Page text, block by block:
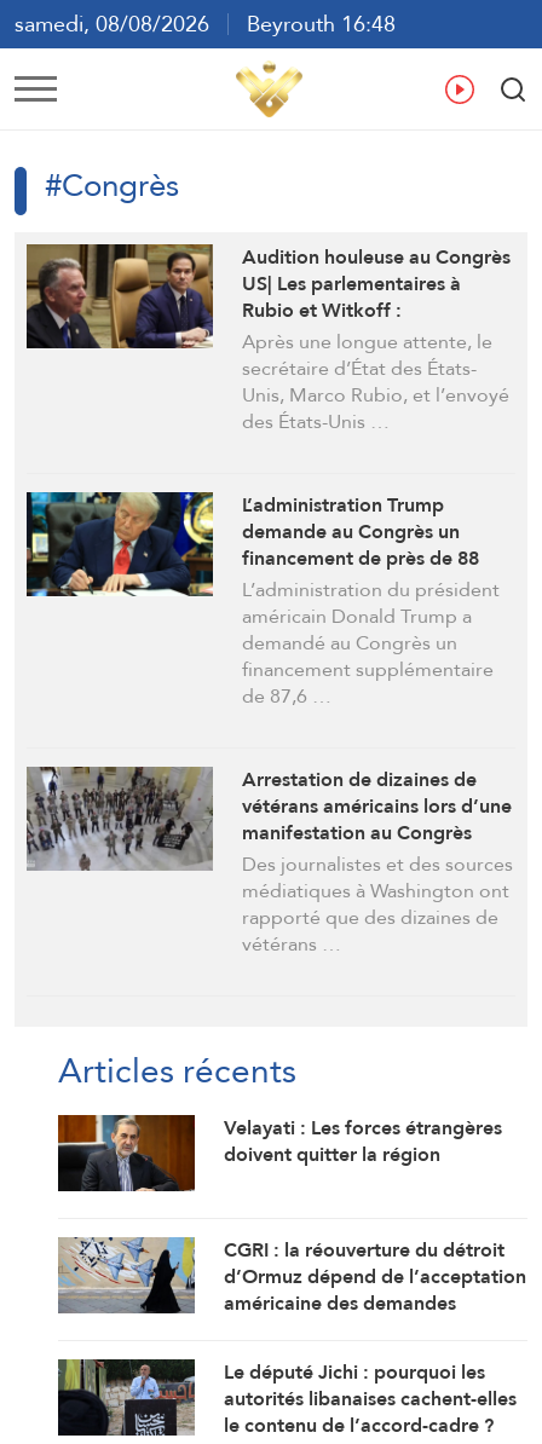
samedi, 08/08/2026
Beyrouth 16:48
ع
#Congrès
Audition houleuse au Congrès
US| Les parlementaires à
Rubio et Witkoff :
Reconnaissez les « gains » de
l’Iran !
Après une longue attente, le
secrétaire d’État des États-
Unis, Marco Rubio, et l’envoyé
des États-Unis …
L’administration Trump
demande au Congrès un
financement de près de 88
milliards de dollars,
principalement pour couvrir
les dépenses liées à la guerre
contre l’Iran
L’administration du président
américain Donald Trump a
demandé au Congrès un
financement supplémentaire
de 87,6 …
Arrestation de dizaines de
vétérans américains lors d’une
manifestation au Congrès
contre la guerre en Iran
Des journalistes et des sources
médiatiques à Washington ont
rapporté que des dizaines de
vétérans …
Articles récents
Velayati : Les forces étrangères
doivent quitter la région
CGRI : la réouverture du détroit
d’Ormuz dépend de l’acceptation
américaine des demandes
Le député Jichi : pourquoi les
autorités libanaises cachent-elles
le contenu de l’accord-cadre ?